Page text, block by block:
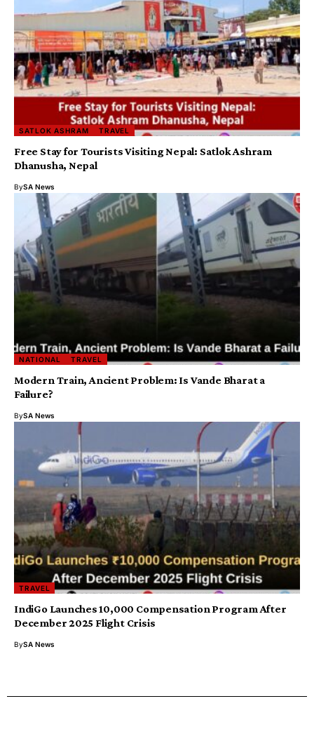
SATLOK ASHRAM TRAVEL
Free Stay for Tourists Visiting Nepal: Satlok Ashram
Dhanusha, Nepal
BySA News
NATIONAL TRAVEL
Modern Train, Ancient Problem: Is Vande Bharat a
Failure?
BySA News
TRAVEL
IndiGo Launches ₹10,000 Compensation Program After
December 2025 Flight Crisis
BySA News